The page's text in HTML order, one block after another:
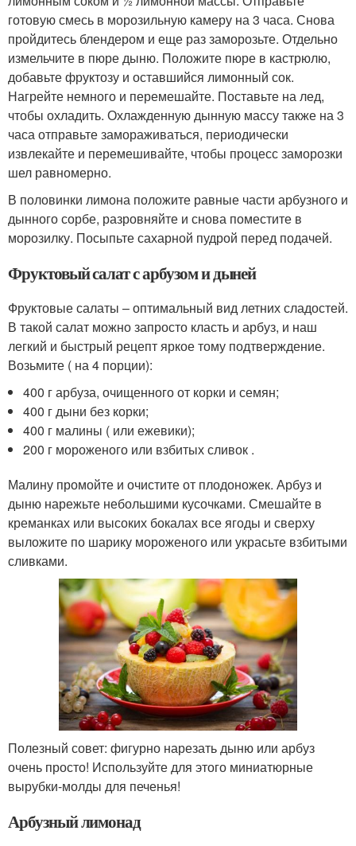
готовую смесь в морозильную камеру на 3 часа. Снова
пройдитесь блендером и еще раз заморозьте. Отдельно
измельчите в пюре дыню. Положите пюре в кастрюлю,
добавьте фруктозу и оставшийся лимонный сок.
Нагрейте немного и перемешайте. Поставьте на лед,
чтобы охладить. Охлажденную дынную массу также на 3
часа отправьте замораживаться, периодически
извлекайте и перемешивайте, чтобы процесс заморозки
шел равномерно.
В половинки лимона положите равные части арбузного и
дынного сорбе, разровняйте и снова поместите в
морозилку. Посыпьте сахарной пудрой перед подачей.
Фруктовый салат с арбузом и дыней
Фруктовые салаты – оптимальный вид летних сладостей.
В такой салат можно запросто класть и арбуз, и наш
легкий и быстрый рецепт яркое тому подтверждение.
Возьмите ( на 4 порции):
400 г арбуза, очищенного от корки и семян;
400 г дыни без корки;
400 г малины ( или ежевики);
200 г мороженого или взбитых сливок .
Малину промойте и очистите от плодоножек. Арбуз и
дыню нарежьте небольшими кусочками. Смешайте в
креманках или высоких бокалах все ягоды и сверху
выложите по шарику мороженого или украсьте взбитыми
сливками.
Полезный совет: фигурно нарезать дыню или арбуз
очень просто! Используйте для этого миниатюрные
вырубки-молды для печенья!
Арбузный лимонад